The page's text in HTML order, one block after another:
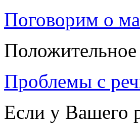
Поговорим о
Проблемы с
Если у Вашего